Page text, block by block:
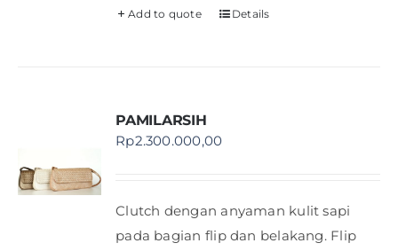
Add to quote Details
PAMILARSIH
Rp2.300.000,00
Clutch dengan anyaman kulit sapi
pada bagian flip dan belakang. Flip